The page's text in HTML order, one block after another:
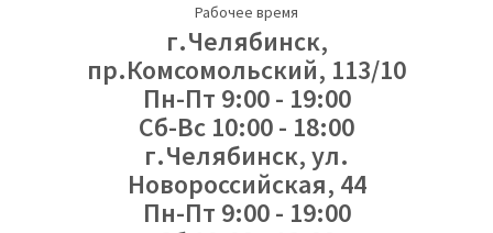
Рабочее время
г.Челябинск,
пр.Комсомольский, 113/10
Пн-Пт 9:00 - 19:00
Сб-Вс 10:00 - 18:00
г.Челябинск, ул.
Новороссийская, 44
Пн-Пт 9:00 - 19:00